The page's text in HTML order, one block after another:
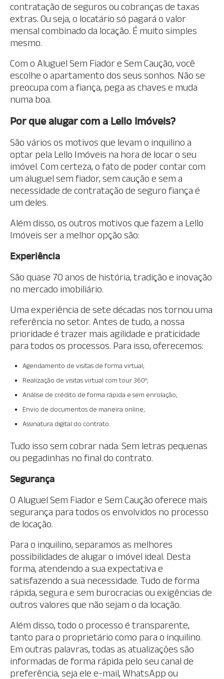
contratação de seguros ou cobranças de taxas
extras. Ou seja, o locatário só pagará o valor
mensal combinado da locação. É muito simples
mesmo.
Com o Aluguel Sem Fiador e Sem Caução, você
escolhe o apartamento dos seus sonhos. Não se
preocupa com a fiança, pega as chaves e muda
numa boa.
Por que alugar com a Lello Imóveis?
São vários os motivos que levam o inquilino a
optar pela Lello Imóveis na hora de locar o seu
imóvel. Com certeza, o fato de poder contar com
um aluguel sem fiador, sem caução e sem a
necessidade de contratação de seguro fiança é
um deles.
Além disso, os outros motivos que fazem a Lello
Imóveis ser a melhor opção são:
Experiência
São quase 70 anos de história, tradição e inovação
no mercado imobiliário.
Uma experiência de sete décadas nos tornou uma
referência no setor. Antes de tudo, a nossa
prioridade é trazer mais agilidade e praticidade
para todos os processos. Para isso, oferecemos:
Agendamento de visitas de forma virtual;
Realização de visitas virtual com tour 360º;
Análise de crédito de forma rápida e sem enrolação;
Envio de documentos de maneira online;
Assinatura digital do contrato.
Tudo isso sem cobrar nada. Sem letras pequenas
ou pegadinhas no final do contrato.
Segurança
O Aluguel Sem Fiador e Sem Caução oferece mais
segurança para todos os envolvidos no processo
de locação.
Para o inquilino, separamos as melhores
possibilidades de alugar o imóvel ideal. Desta
forma, atendendo a sua expectativa e
satisfazendo a sua necessidade. Tudo de forma
rápida, segura e sem burocracias ou exigências de
outros valores que não sejam o da locação.
Além disso, todo o processo é transparente,
tanto para o proprietário como para o inquilino.
Em outras palavras, todas as atualizações são
informadas de forma rápida pelo seu canal de
preferência, seja ele e-mail, WhatsApp ou